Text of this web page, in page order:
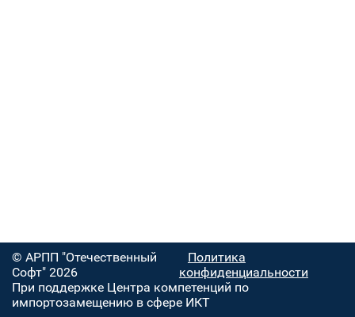
© АРПП "Отечественный
Софт" 2026
Политика
конфиденциальности
При поддержке Центра компетенций по
импортозамещению в сфере ИКТ